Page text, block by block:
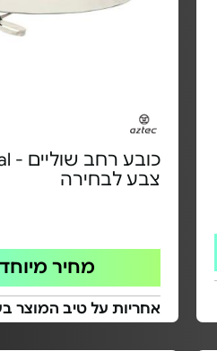
צבע לבחירה
מחיר
אחריות על טיב המוצר